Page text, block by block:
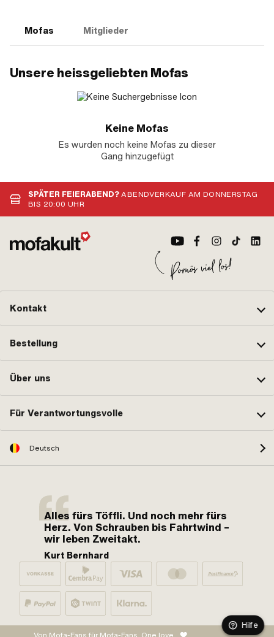
Mofas Mitglieder
Unsere heissgeliebten Mofas
Keine Mofas
Es wurden noch keine Mofas zu dieser
Gang hinzugefügt
SPÄTER FEIERABEND?ABENDVERKAUF AM DONNERSTAG
BIS 20:00 UHR
Kontakt
Bestellung
Über uns
Für Verantwortungsvolle
Deutsch
Alles fürs Töffli. Und noch mehr fürs
Herz. Von Schrauben bis Fahrtwind –
wir leben Zweitakt.
Kurt Bernhard
Hilfe